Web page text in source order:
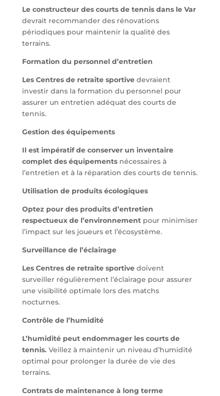
Le constructeur des courts de tennis dans le Var
devrait recommander des rénovations
périodiques pour maintenir la qualité des
terrains.
Formation du personnel d’entretien
Les Centres de retraite sportivedevraient
investir dans la formation du personnel pour
assurer un entretien adéquat des courts de
tennis.
Gestion des équipements
Il est impératif de conserver un inventaire
complet des équipementsnécessaires à
l’entretien et à la réparation des courts de tennis.
Utilisation de produits écologiques
Optez pour des produits d’entretien
respectueux de l’environnementpour minimiser
l’impact sur les joueurs et l’écosystème.
Surveillance de l’éclairage
Les Centres de retraite sportivedoivent
surveiller régulièrement l’éclairage pour assurer
une visibilité optimale lors des matchs
nocturnes.
Contrôle de l’humidité
L’humidité peut endommager les courts de
tennis. Veillez à maintenir un niveau d’humidité
optimal pour prolonger la durée de vie des
terrains.
Contrats de maintenance à long terme